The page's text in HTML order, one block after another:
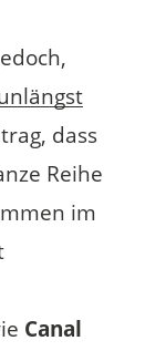
dass
Reihe
im
Canal